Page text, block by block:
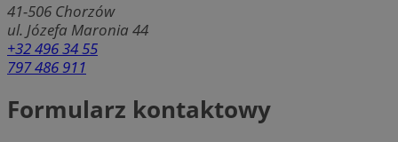
41-506 Chorzów
ul. Józefa Maronia 44
+32 496 34 55
797 486 911
Formularz kontaktowy